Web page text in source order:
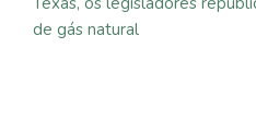
de gás natural